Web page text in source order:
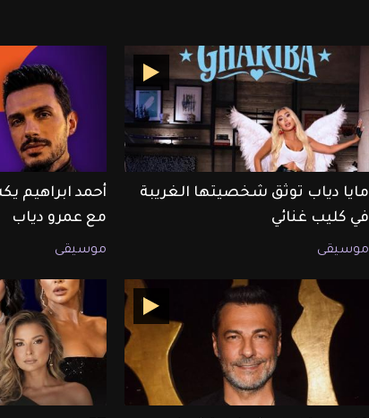
مايا دياب توثق شخصيتها الغريبة
في كليب غنائي
موسيقى
أحمد ابراهيم
مع عمرو دياب
موسيقى